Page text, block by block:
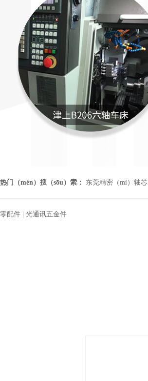
热门（mén）搜（sōu）索： 东莞精密（mì）轴芯
零配件 光通讯五金件